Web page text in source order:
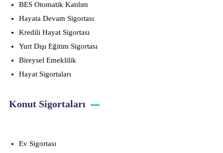
BES Otomatik Katılım
Hayata Devam Sigortası
Kredili Hayat Sigortası
Yurt Dışı Eğitim Sigortası
Bireysel Emeklilik
Hayat Sigortaları
Konut Sigortaları
Ev Sigortası